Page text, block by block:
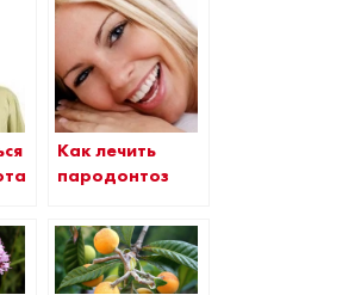
Как лечить
пародонтоз